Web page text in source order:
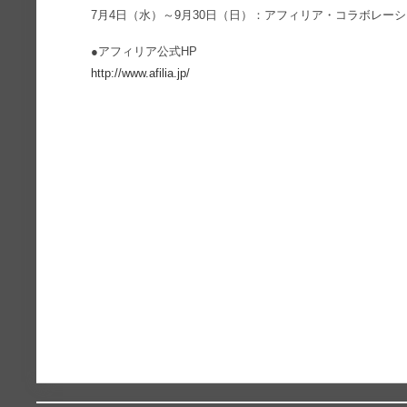
7月4日（水）～9月30日（日）：アフィリア・コラボレーシ
●アフィリア公式HP
http://www.afilia.jp/